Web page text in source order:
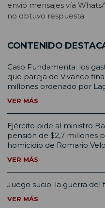
envió mensajes vía
no obtuvo respuesta.
CONTENIDO
Caso Fundamenta: los
que pareja de Vivanco
millones ordenado por
VER MÁS
Ejército pide al ministro
pensión de $2,7 millones
homicidio de Romario
VER MÁS
Juego sucio: la guerra del
VER MÁS